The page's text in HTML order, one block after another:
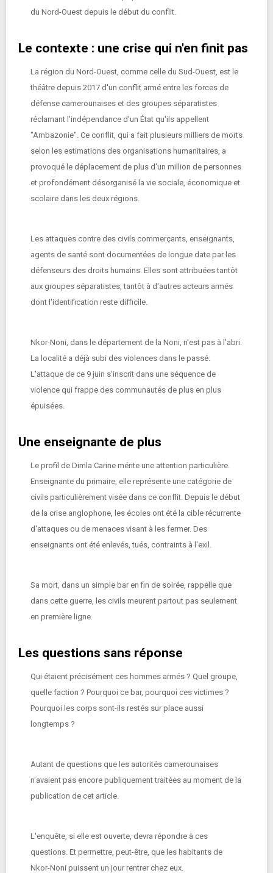
du Nord-Ouest depuis le début du conflit.
Le contexte : une crise qui n'en finit pas
La région du Nord-Ouest, comme celle du Sud-Ouest, est le
théâtre depuis 2017 d'un conflit armé entre les forces de
défense camerounaises et des groupes séparatistes
réclamant l'indépendance d'un État qu'ils appellent
"Ambazonie". Ce conflit, qui a fait plusieurs milliers de morts
selon les estimations des organisations humanitaires, a
provoqué le déplacement de plus d'un million de personnes
et profondément désorganisé la vie sociale, économique et
scolaire dans les deux régions.
Les attaques contre des civils commerçants, enseignants,
agents de santé sont documentées de longue date par les
défenseurs des droits humains. Elles sont attribuées tantôt
aux groupes séparatistes, tantôt à d'autres acteurs armés
dont l'identification reste difficile.
Nkor-Noni, dans le département de la Noni, n'est pas à l'abri.
La localité a déjà subi des violences dans le passé.
L'attaque de ce 9 juin s'inscrit dans une séquence de
violence qui frappe des communautés de plus en plus
épuisées.
Une enseignante de plus
Le profil de Dimla Carine mérite une attention particulière.
Enseignante du primaire, elle représente une catégorie de
civils particulièrement visée dans ce conflit. Depuis le début
de la crise anglophone, les écoles ont été la cible récurrente
d'attaques ou de menaces visant à les fermer. Des
enseignants ont été enlevés, tués, contraints à l'exil.
Sa mort, dans un simple bar en fin de soirée, rappelle que
dans cette guerre, les civils meurent partout pas seulement
en première ligne.
Les questions sans réponse
Qui étaient précisément ces hommes armés ? Quel groupe,
quelle faction ? Pourquoi ce bar, pourquoi ces victimes ?
Pourquoi les corps sont-ils restés sur place aussi
longtemps ?
Autant de questions que les autorités camerounaises
n'avaient pas encore publiquement traitées au moment de la
publication de cet article.
L'enquête, si elle est ouverte, devra répondre à ces
questions. Et permettre, peut-être, que les habitants de
Nkor-Noni puissent un jour rentrer chez eux.